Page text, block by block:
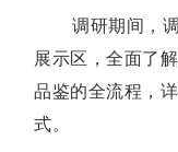
调研期间，
展示区，全面了
品鉴的全流程，
式。